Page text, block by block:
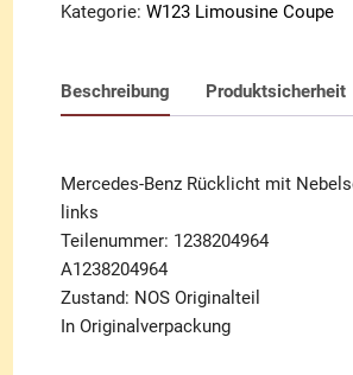
Kategorie:W123 Limousine Coupe
Beschreibung Produktsicherheit
Mercedes-Benz Rücklicht mit
links
Teilenummer: 1238204964
A1238204964
Zustand: NOS Originalteil
In Originalverpackung